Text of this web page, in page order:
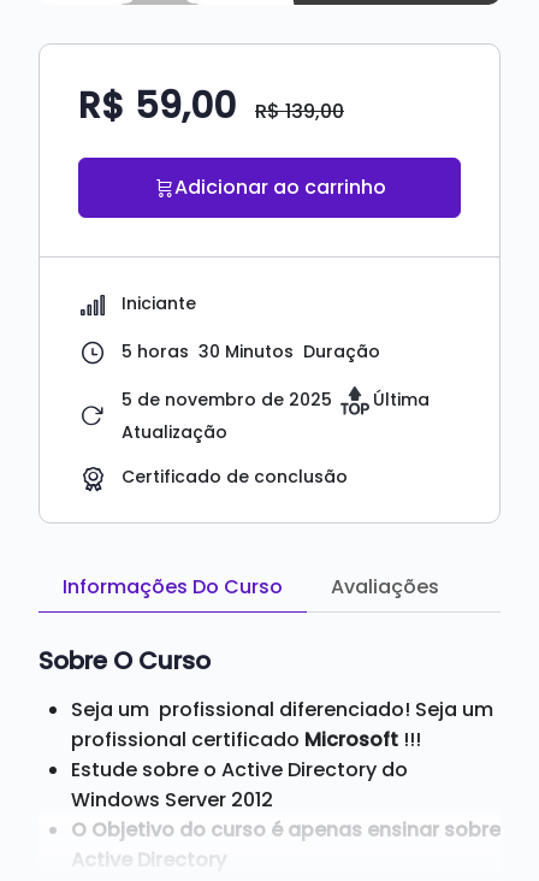
R$ 59,00 R$139,00
Adicionar ao carrinho
Iniciante
5 horas 30 Minutos Duração
5 de novembro de 2025
Última
Atualização
Certificado de conclusão
Informações Do Curso Avaliações
Sobre O Curso
Seja um profissional diferenciado! Seja um
profissional certificado Microsoft !!!
Estude sobre o Active Directory do
Windows Server 2012
O Objetivo do curso é apenas ensinar sobre
Active Directory